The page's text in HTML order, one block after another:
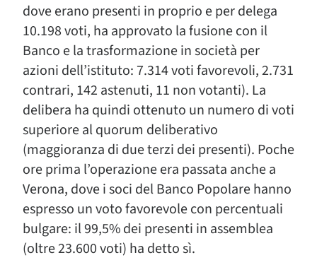
dove erano presenti in proprio e per delega
10.198 voti, ha approvato la fusione con il
Banco e la trasformazione in società per
azioni dell’istituto: 7.314 voti favorevoli, 2.731
contrari, 142 astenuti, 11 non votanti). La
delibera ha quindi ottenuto un numero di voti
superiore al quorum deliberativo
(maggioranza di due terzi dei presenti). Poche
ore prima l’operazione era passata anche a
Verona, dove i soci del Banco Popolare hanno
espresso un voto favorevole con percentuali
bulgare: il 99,5% dei presenti in assemblea
(oltre 23.600 voti) ha detto sì.